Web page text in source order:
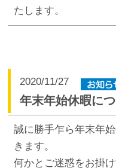
たします。
2020/11/27
年末年始休暇に
誠に勝手乍ら年末年
きます。
何かとご迷惑をお掛